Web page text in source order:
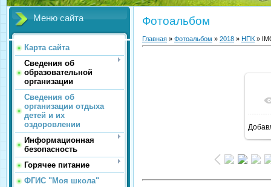
Меню сайта
Карта сайта
Сведения об
образовательной
организации
Сведения об
организации отдыха
детей и их
оздоровлении
Информационная
безопасность
Горячее питание
ФГИС "Моя школа"
Фотоальбом
Главная » Фотоальбом » 2018 » НПК »